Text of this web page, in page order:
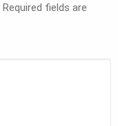
Required fields are